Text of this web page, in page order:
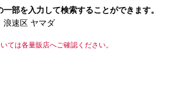
部を入力して検索することができます。
速区 ヤマダ
ては各量販店へご確認ください。